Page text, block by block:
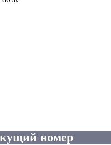
номер